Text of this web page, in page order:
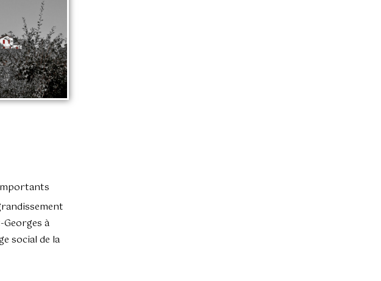
Georges à
social de la